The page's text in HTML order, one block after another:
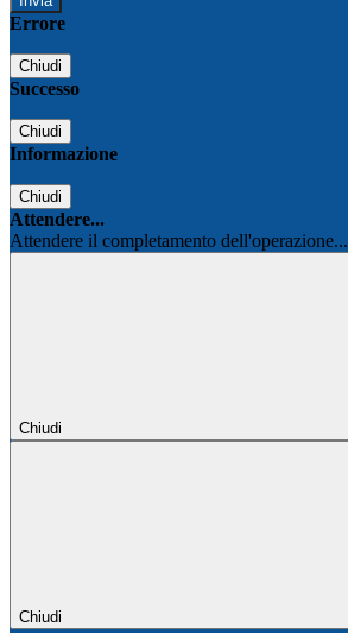
Errore
Chiudi
Successo
Chiudi
Informazione
Chiudi
Attendere...
Attendere il completamento dell'operazione...
Chiudi
Chiudi